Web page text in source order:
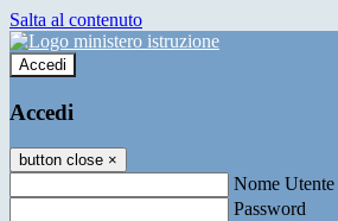
Salta al contenuto
Accedi
Accedi
button close ×
Nome Utente
Password